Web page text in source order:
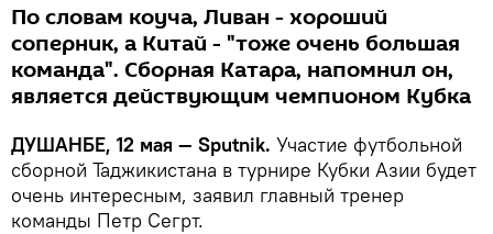
По словам коуча, Ливан - хороший
соперник, а Китай - "тоже очень большая
команда". Сборная Катара, напомнил он,
является действующим чемпионом Кубка
ДУШАНБЕ, 12 мая — Sputnik. Участие футбольной
сборной Таджикистана в турнире Кубки Азии будет
очень интересным, заявил главный тренер
команды Петр Сегрт.